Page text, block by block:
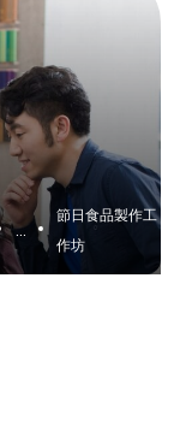
...
節日食品製作工
作坊